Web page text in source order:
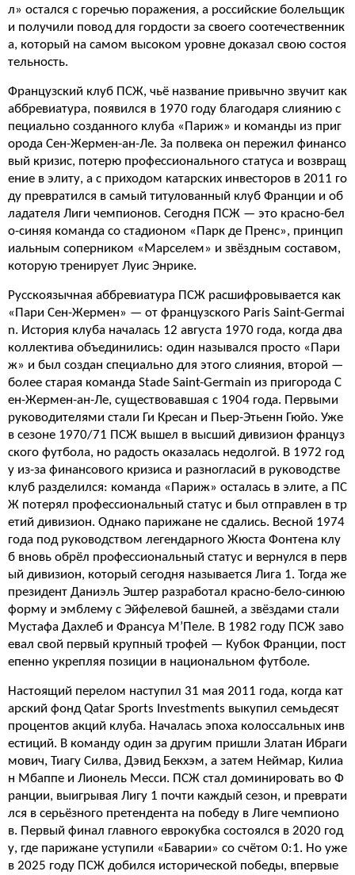
л» остался с горечью поражения, а российские болельщик
и получили повод для гордости за своего соотечественник
а, который на самом высоком уровне доказал свою состоя
тельность.
Французский клуб ПСЖ, чьё название привычно звучит как
аббревиатура, появился в 1970 году благодаря слиянию с
пециально созданного клуба «Париж» и команды из приг
орода Сен-Жермен-ан-Ле. За полвека он пережил финансо
вый кризис, потерю профессионального статуса и возвращ
ение в элиту, а с приходом катарских инвесторов в 2011 го
ду превратился в самый титулованный клуб Франции и об
ладателя Лиги чемпионов. Сегодня ПСЖ — это красно-бел
о-синяя команда со стадионом «Парк де Пренс», принцип
иальным соперником «Марселем» и звёздным составом,
которую тренирует Луис Энрике.
Русскоязычная аббревиатура ПСЖ расшифровывается как
«Пари Сен-Жермен» — от французского Paris Saint-Germai
n. История клуба началась 12 августа 1970 года, когда два
коллектива объединились: один назывался просто «Пари
ж» и был создан специально для этого слияния, второй —
более старая команда Stade Saint-Germain из пригорода С
ен-Жермен-ан-Ле, существовавшая с 1904 года. Первыми
руководителями стали Ги Кресан и Пьер-Этьенн Гюйо. Уже
в сезоне 1970/71 ПСЖ вышел в высший дивизион француз
ского футбола, но радость оказалась недолгой. В 1972 год
у из-за финансового кризиса и разногласий в руководстве
клуб разделился: команда «Париж» осталась в элите, а ПС
Ж потерял профессиональный статус и был отправлен в тр
етий дивизион. Однако парижане не сдались. Весной 1974
года под руководством легендарного Жюста Фонтена клу
б вновь обрёл профессиональный статус и вернулся в перв
ый дивизион, который сегодня называется Лига 1. Тогда же
президент Даниэль Эштер разработал красно-бело-синюю
форму и эмблему с Эйфелевой башней, а звёздами стали
Мустафа Дахлеб и Франсуа М’Пеле. В 1982 году ПСЖ заво
евал свой первый крупный трофей — Кубок Франции, пост
епенно укрепляя позиции в национальном футболе.
Настоящий перелом наступил 31 мая 2011 года, когда кат
арский фонд Qatar Sports Investments выкупил семьдесят
процентов акций клуба. Началась эпоха колоссальных инв
естиций. В команду один за другим пришли Златан Ибраги
мович, Тиагу Силва, Дэвид Бекхэм, а затем Неймар, Килиа
н Мбаппе и Лионель Месси. ПСЖ стал доминировать во Ф
ранции, выигрывая Лигу 1 почти каждый сезон, и преврати
лся в серьёзного претендента на победу в Лиге чемпионо
в. Первый финал главного еврокубка состоялся в 2020 год
у, где парижане уступили «Баварии» со счётом 0:1. Но уже
в 2025 году ПСЖ добился исторической победы, впервые